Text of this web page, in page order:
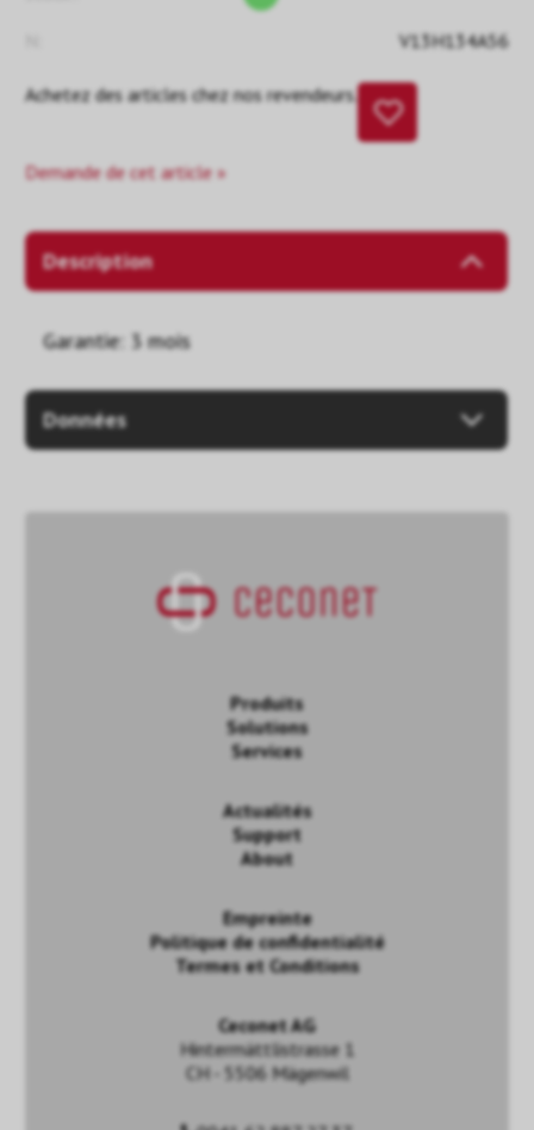
V13H134A56
Achetez des articles chez nos revendeurs.
Demande de cet article »
Description
Garantie: 3 mois
Données
Produits
Solutions
Services
Actualités
Support
About
Empreinte
Politique de confidentialité
Termes et Conditions
Ceconet AG
Hintermättlistrasse 1
CH - 5506 Mägenwil